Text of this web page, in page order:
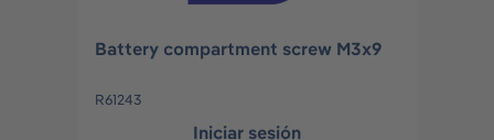
Battery compartment screw M3x9
R61243
Iniciar sesión